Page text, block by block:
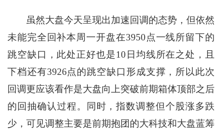
虽然大盘今天呈现出加速回调的态势，但依然
未能完全回补本周一开盘在3950点一线所留下的
跳空缺口，此处正好也是10日均线所在之处，且
下档还有3926点的跳空缺口形成支撑，所以此次
回调更应该看作是大盘向上突破前期箱体顶部之后
的回抽确认过程。同时，指数调整但个股涨多跌
少，可见调整主要是前期抱团的大科技和大盘蓝筹